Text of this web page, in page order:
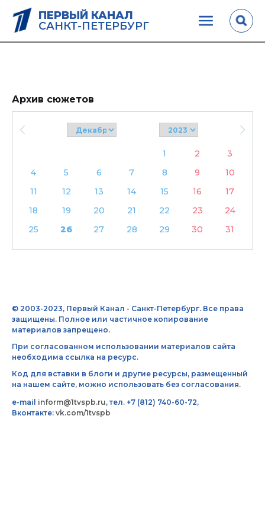
ПЕРВЫЙ КАНАЛ
САНКТ-ПЕТЕРБУРГ
Архив сюжетов
1 2
3
4
5 6 7 8 9
10
11
12 13 14 15 16
17
18
19 20 21 22 23
24
25
26 27 28 29 30 31
© 2003-2023, Первый Канал - Санкт-Петербург. Все права
защищены. Полное или частичное копирование
материалов запрещено.
При согласованном использовании материалов сайта
необходима ссылка на ресурс.
Код для вставки в блоги и другие ресурсы, размещенный
на нашем сайте, можно использовать без согласования.
e-mail inform@1tvspb.ru, тел. +7 (812) 740-60-72,
Вконтакте: vk.com/1tvspb